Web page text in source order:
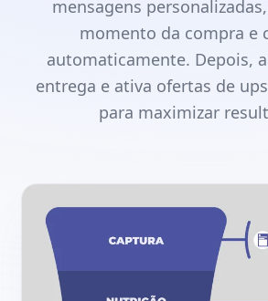
mensagens
momento da compra e
automaticamente. Depois,
entrega e ativa ofertas de
para maximizar